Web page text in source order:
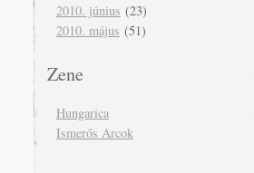
2010. június (23)
2010. május (51)
Zene
Hungarica
Ismerős Arcok